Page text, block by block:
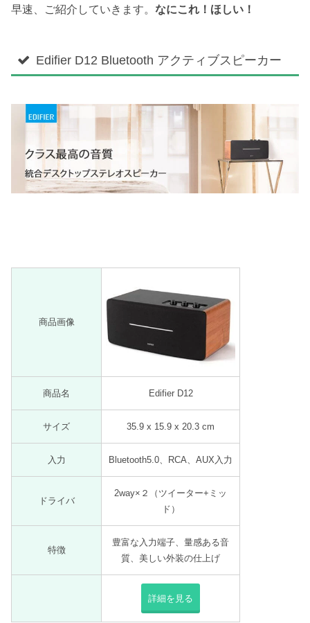
早速、ご紹介していきます。 なにこれ！ほしい！
Edifier D12 Bluetooth アクティブスピーカー
商品画像
商品名 Edifier D12
サイズ 35.9 x 15.9 x 20.3 cm
入力 Bluetooth5.0、RCA、AUX入力
ドライバ
2way×２（ツイーター+ミッ
ド）
特徴
豊富な入力端子、量感ある音
質、美しい外装の仕上げ
詳細を見る